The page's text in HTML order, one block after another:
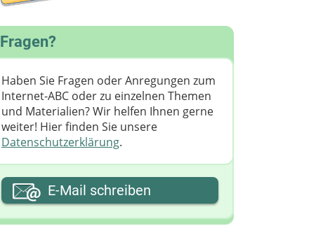
Fragen?
Haben Sie Fragen oder Anregungen zum
Internet-ABC oder zu einzelnen Themen
und Materialien? Wir helfen Ihnen gerne
weiter! ​Hier finden Sie unsere
Datenschutzerklärung.
Ihre E-Mail-Adresse
E-Mail schreiben